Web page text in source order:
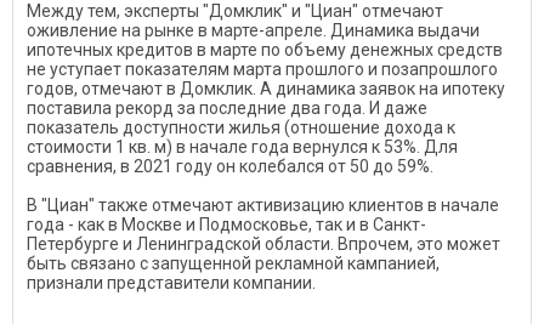
Между тем, эксперты "Домклик" и "Циан" отмечают
оживление на рынке в марте-апреле. Динамика выдачи
ипотечных кредитов в марте по объему денежных средств
не уступает показателям марта прошлого и позапрошлого
годов, отмечают в Домклик. А динамика заявок на ипотеку
поставила рекорд за последние два года. И даже
показатель доступности жилья (отношение дохода к
стоимости 1 кв. м) в начале года вернулся к 53%. Для
сравнения, в 2021 году он колебался от 50 до 59%.
В "Циан" также отмечают активизацию клиентов в начале
года - как в Москве и Подмосковье, так и в Санкт-
Петербурге и Ленинградской области. Впрочем, это может
быть связано с запущенной рекламной кампанией,
признали представители компании.